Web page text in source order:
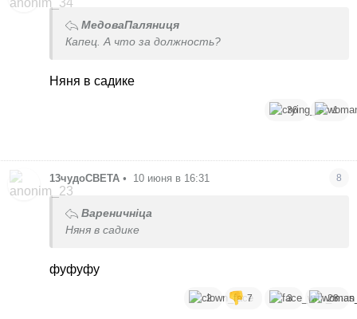
МедоваПаляниця
Капец. А что за должность?
Няня в садике
36 1
13чудоСВЕТА • 10 июня в 16:31 8
Вареничніца
Няня в садике
фуфуфу
2 7 3 28